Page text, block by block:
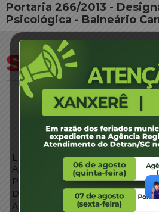
Portaria 266/2013 -
Psicológica - Balneário
LINKS EXTERNOS
Agência de Notícias
Portal de Serviços
Diário Oficial
Acesso à Informação